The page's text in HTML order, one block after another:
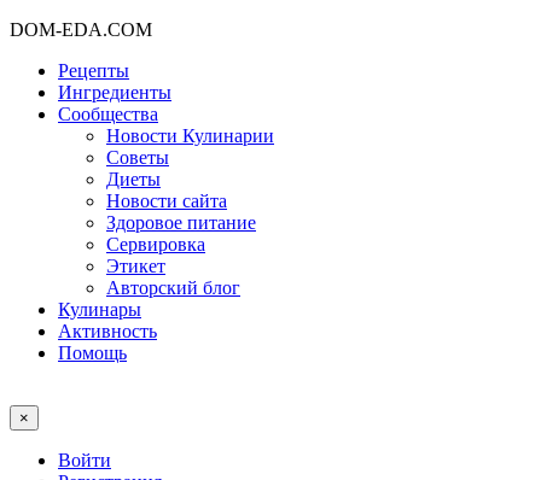
DOM-EDA.COM
Рецепты
Ингредиенты
Сообщества
Новости Кулинарии
Советы
Диеты
Новости сайта
Здоровое питание
Сервировка
Этикет
Авторский блог
Кулинары
Активность
Помощь
×
Войти